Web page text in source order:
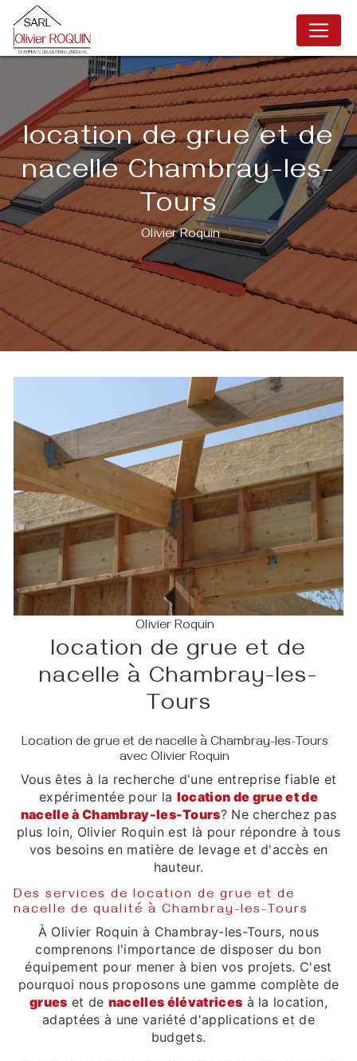
location de grue et de
nacelle Chambray-les-
Tours
Olivier Roquin
Olivier Roquin
location de grue et de
nacelle à Chambray-les-
Tours
Location de grue et de nacelle à Chambray-les-Tours
avec Olivier Roquin
Vous êtes à la recherche d'une entreprise fiable et
expérimentée pour la location de grue et de
nacelle à Chambray-les-Tours? Ne cherchez pas
plus loin, Olivier Roquin est là pour répondre à tous
vos besoins en matière de levage et d'accès en
hauteur.
Des services de location de grue et de
nacelle de qualité à Chambray-les-Tours
À Olivier Roquin à Chambray-les-Tours, nous
comprenons l'importance de disposer du bon
équipement pour mener à bien vos projets. C'est
pourquoi nous proposons une gamme complète de
grues et de nacelles élévatrices à la location,
adaptées à une variété d'applications et de
budgets.
Panneau de gestion des cookies